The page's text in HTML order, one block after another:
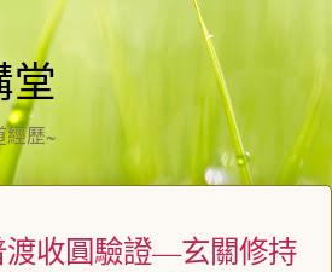
堂
經歷~
渡收圓驗證—玄關修持